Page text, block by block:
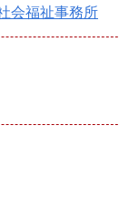
会福祉事務所